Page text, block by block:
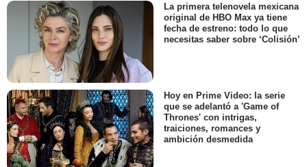
La primera telenovela mexicana
original de HBO Max ya tiene
fecha de estreno: todo lo que
necesitas saber sobre ‘Colisión’
Hoy en Prime Video: la serie
que se adelantó a 'Game of
Thrones' con intrigas,
traiciones, romances y
ambición desmedida